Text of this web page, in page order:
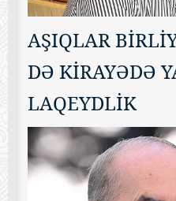
AŞIQLAR
DƏ KİRAYƏDƏ
LAQEYDLİK